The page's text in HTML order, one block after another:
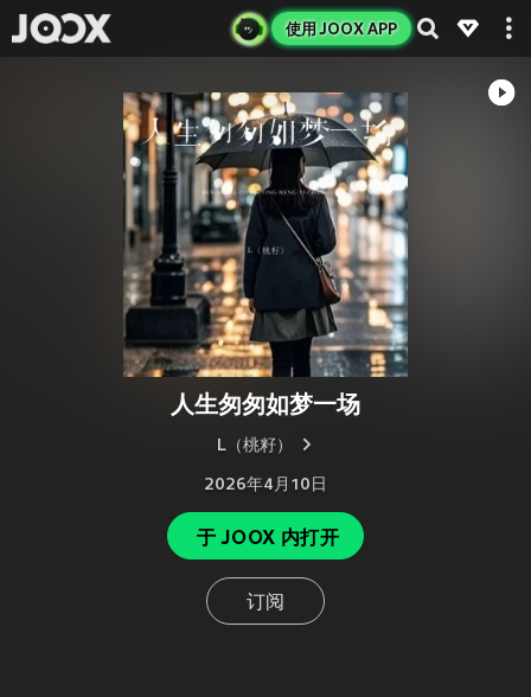
使用 JOOX APP
人生匆匆如梦一场
L（桃籽）
2026年4月10日
于 JOOX 内打开
订阅